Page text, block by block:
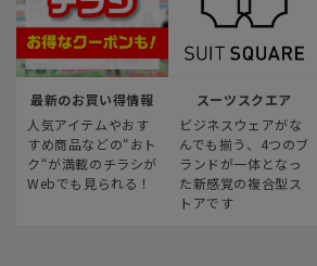
最新のお買い得情報
人気アイテムやおす
すめ商品などの“おト
ク“が満載のチラシが
Webでも見られる！
スーツスクエア
ビジネスウェアがな
んでも揃う、4つのブ
ランドが一体となっ
た新感覚の複合型ス
トアです